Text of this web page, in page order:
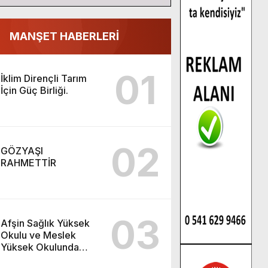
MANŞET HABERLERİ
İklim Dirençli Tarım
İçin Güç Birliği.
01
GÖZYAŞI
RAHMETTİR
02
Afşin Sağlık Yüksek
Okulu ve Meslek
Yüksek Okulunda
03